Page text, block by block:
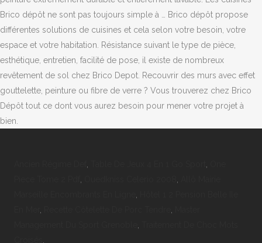
Brico dépôt ne sont pas toujours simple à … Brico dépôt propose
différentes solutions de cuisines et cela selon votre besoin, votre
espace et votre habitation. Résistance suivant le type de pièce,
esthétique, entretien, facilité de pose, il existe de nombreux
revêtement de sol chez Brico Depot. Recouvrir des murs avec effet
gouttelette, peinture ou fibre de verre ? Vous trouverez chez Brico
Dépôt tout ce dont vous aurez besoin pour mener votre projet à
bien.